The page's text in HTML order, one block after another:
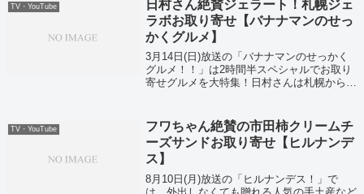
TV・YouTube
日村さん絶賛ジェラート！札幌ジェ
ラボお取り寄せ【バナナマンのせっ
かくグルメ】
3月14日(日)放送の「バナナマンのせっかく
グルメ！！」は2時間半スペシャルでお取り
寄せグルメを大特集！日村さんは札幌から焼
り寄せがこちら！
TV・YouTube
フワちゃん絶賛の市田柿クリームチ
ーズサンドお取り寄せ【ヒルナンデ
ス】
8月10日(月)放送の「ヒルナンデス！」で